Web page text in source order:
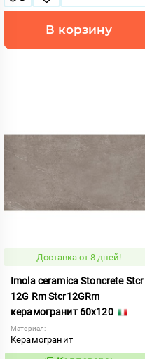
В корзину
Доставка от 8 дней!
Imola ceramica Stoncrete Stcr
12G Rm Stcr12GRm
керамогранит 60x120
Материал:
Керамогранит